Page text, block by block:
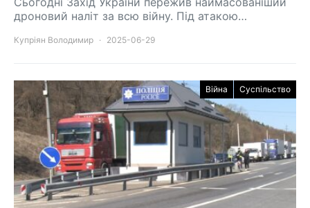
дроновий наліт за всю війну. Під атакою…
Купріян Володимир 2025-06-29
Війна Суспільство